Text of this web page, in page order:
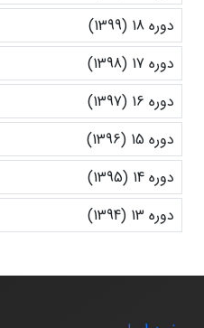
دوره 18 (1399)
دوره 17 (1398)
دوره 16 (1397)
دوره 15 (1396)
دوره 14 (1395)
دوره 13 (1394)